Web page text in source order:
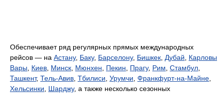
Обеспечивает ряд регулярных прямых международных
рейсов — на Астану, Баку, Барселону, Бишкек Дубай
Карловы
Вары
Киев Минск Мюнхен Пекин Прагу, Рим Стамбул
Ташкент, Тель-Авив Тбилиси Урумчи Франкфурт-на-Майне
Хельсинки
Шарджу, а также несколько сезонных